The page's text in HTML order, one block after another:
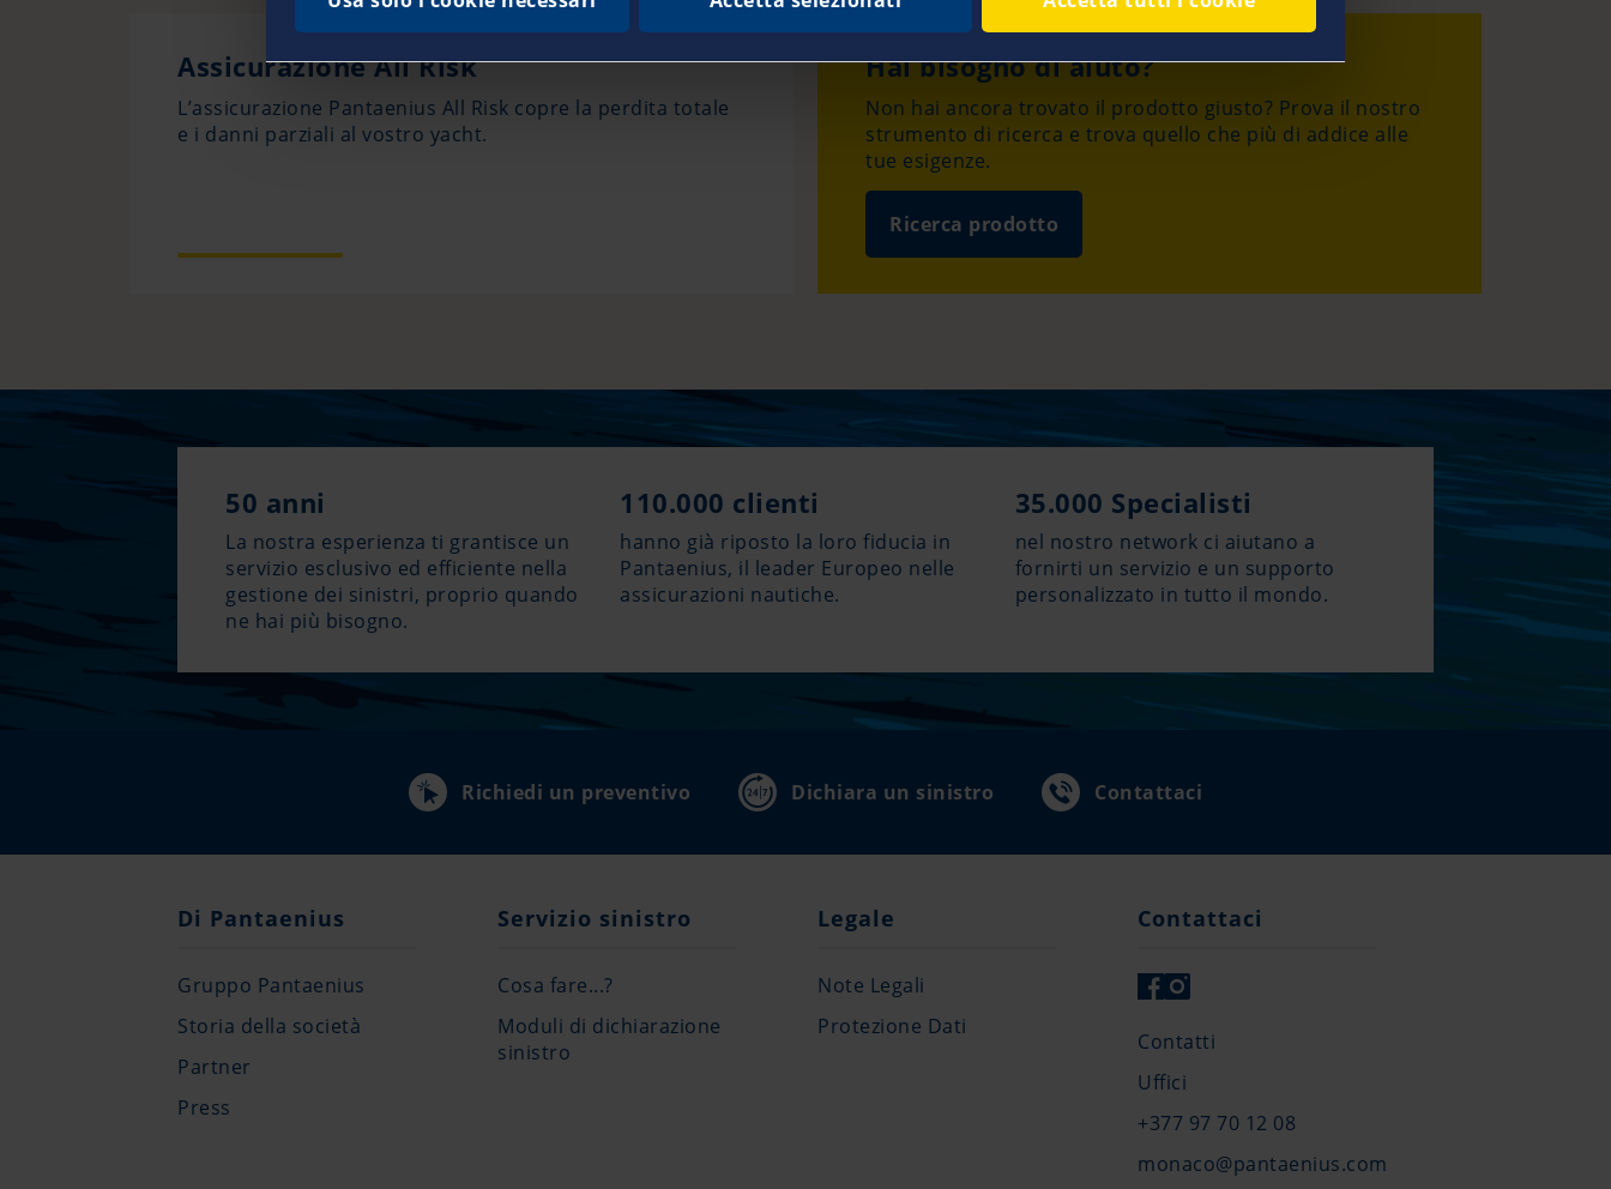
Assicurazione All Risk
L’assicurazione Pantaenius All Risk copre la perdita totale
e i danni parziali al vostro yacht.
Hai bisogno di aiuto?
Non hai ancora trovato il prodotto giusto? Prova il nostro
strumento di ricerca e trova quello che più di addice alle
tue esigenze.
Ricerca prodotto
50 anni
La nostra esperienza ti grantisce un
servizio esclusivo ed efficiente nella
gestione dei sinistri, proprio quando
ne hai più bisogno.
110.000 clienti
hanno già riposto la loro fiducia in
Pantaenius, il leader Europeo nelle
assicurazioni nautiche.
35.000 Specialisti
nel nostro network ci aiutano a
fornirti un servizio e un supporto
personalizzato in tutto il mondo.
Richiedi un preventivo Dichiara un sinistro Contattaci
Di Pantaenius
Gruppo Pantaenius
Storia della società
Partner
Press
Servizio sinistro
Cosa fare...?
Moduli di dichiarazione
sinistro
Legale
Note Legali
Protezione Dati
Contattaci
Contatti
Uffici
+377 97 70 12 08
monaco@pantaenius.com